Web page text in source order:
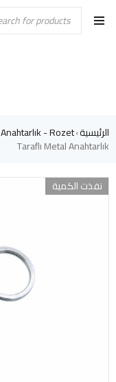
الرئيسية›
Anahtarlık - Rozet
Taraflı Metal Anahtarlık
نفذت الكمية